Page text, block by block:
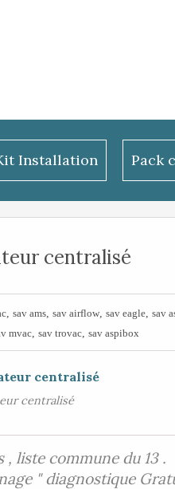
Installation Pack
centralisé
sav ams sav airflow sav eagle sav
mvac sav trovac sav aspibox
centralisé
liste commune du 13 .
" diagnostique